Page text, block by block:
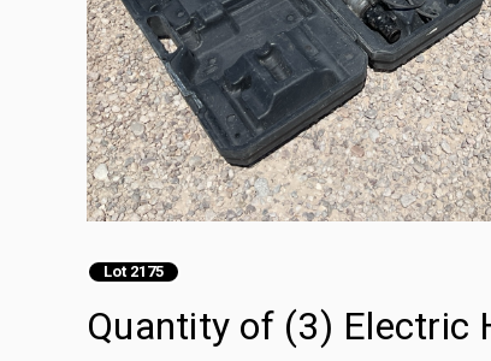
Lot 2175
Quantity of (3) Electric